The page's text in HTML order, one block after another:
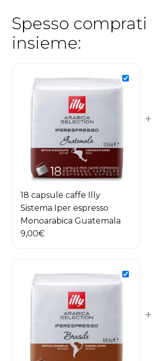
Spesso comprati
insieme:
18 capsule caffe Illy
Sistema Iper espresso
Monoarabica Guatemala
9,00€
+
+